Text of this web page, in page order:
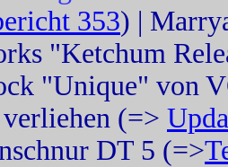
353) |
"Ketchum
"Unique" von
(=>
DT 5 (=>